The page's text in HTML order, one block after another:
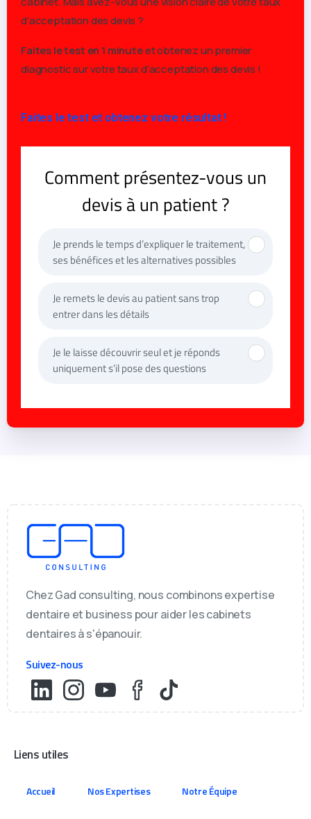
d’acceptation des devis ?
Faites le test en 1 minuteet obtenez un premier
diagnostic sur votre taux d’acceptation des devis !
Faites le test et obtenez votre résultat !
Chez Gad consulting, nous combinons expertise
dentaire et business pour aider les cabinets
dentaires à s'épanouir.
Suivez-nous
Liens utiles
Accueil Nos Expertises Notre Équipe
DIAGNOSTIC GRATUIT · SANS ENGAGEMENT
Savez-vous vraiment ce qui
freine votre cabinet ?
Répondez à quelques questions en 2 minutes et
découvrezce qui freine vraiment la croissance de
avancer.
Organisation du cabinet
Stratégie de croissance
Je fais mon diagnostic gratuit →